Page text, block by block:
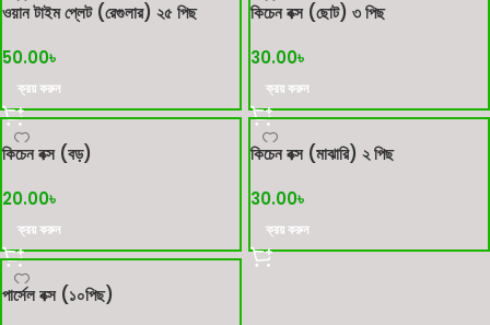
ওয়ান টাইম প্লেট (রেগুলার) ২৫ পিছ
50.00৳
ক্রয় করুন
কিচেন বক্স (ছোট) ৩ পিছ
30.00৳
ক্রয় করুন
কিচেন বক্স (বড়)
20.00৳
ক্রয় করুন
কিচেন বক্স (মাঝারি) ২ পিছ
30.00৳
ক্রয় করুন
পার্সেল বক্স (১০পিছ)